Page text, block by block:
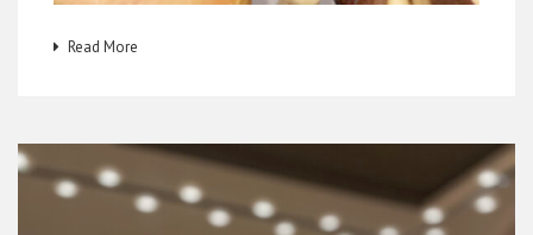
Read More